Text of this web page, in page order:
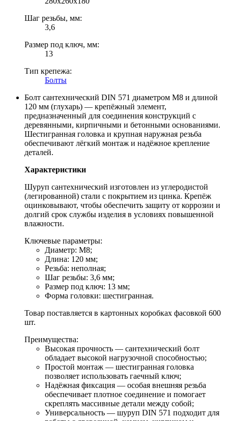
Шаг резьбы, мм:
3,6
Размер под ключ, мм:
13
Тип крепежа:
Болты
Болт сантехнический DIN 571 диаметром М8 и длиной
120 мм (глухарь) — крепёжный элемент,
предназначенный для соединения конструкций с
деревянными, кирпичными и бетонными основаниями.
Шестигранная головка и крупная наружная резьба
обеспечивают лёгкий монтаж и надёжное крепление
деталей.
Характеристики
Шуруп сантехнический изготовлен из углеродистой
(легированной) стали с покрытием из цинка. Крепёж
оцинковывают, чтобы обеспечить защиту от коррозии и
долгий срок службы изделия в условиях повышенной
влажности.
Ключевые параметры:
Диаметр: М8;
Длина: 120 мм;
Резьба: неполная;
Шаг резьбы: 3,6 мм;
Размер под ключ: 13 мм;
Форма головки: шестигранная.
Товар поставляется в картонных коробках фасовкой 600
шт.
Преимущества:
Высокая прочность — сантехнический болт
обладает высокой нагрузочной способностью;
Простой монтаж — шестигранная головка
позволяет использовать гаечный ключ;
Надёжная фиксация — особая внешняя резьба
обеспечивает плотное соединение и помогает
скреплять массивные детали между собой;
Универсальность — шуруп DIN 571 подходит для